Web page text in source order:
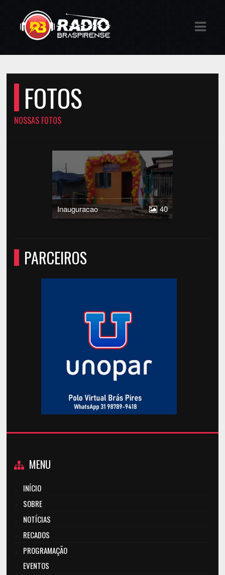
FOTOS
NOSSAS FOTOS
Inauguracao 40
PARCEIROS
MENU
INÍCIO
SOBRE
NOTÍCIAS
RECADOS
PROGRAMAÇÃO
EVENTOS